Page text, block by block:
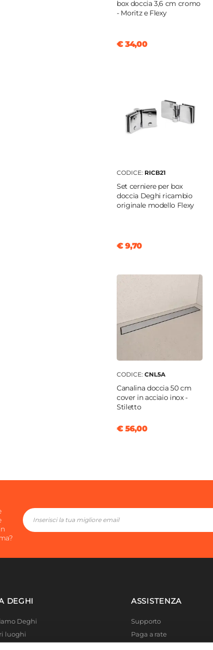
box doccia 3,6 cm cromo
- Moritz e Flexy
€ 34,00
CODICE: RICB21
Set cerniere per box
doccia Deghi ricambio
originale modello Flexy
€ 9,70
CODICE: CNL5A
Canalina doccia 50 cm
cover in acciaio inox -
Stiletto
€ 56,00
DEGHI
Deghi
luoghi
ASSISTENZA
Supporto
Paga a rate